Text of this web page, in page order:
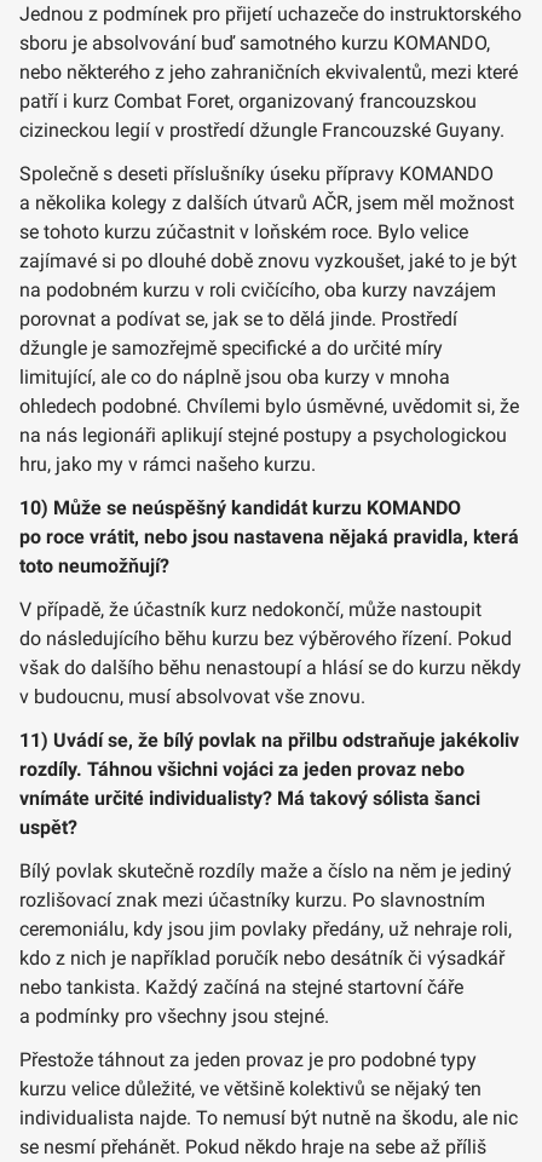
Jednou z podmínek pro přijetí uchazeče do instruktorského
sboru je absolvování buď samotného kurzu KOMANDO,
nebo některého z jeho zahraničních ekvivalentů, mezi které
patří i kurz Combat Foret, organizovaný francouzskou
cizineckou legií v prostředí džungle Francouzské Guyany.
Společně s deseti příslušníky úseku přípravy KOMANDO
a několika kolegy z dalších útvarů AČR, jsem měl možnost
se tohoto kurzu zúčastnit v loňském roce. Bylo velice
zajímavé si po dlouhé době znovu vyzkoušet, jaké to je být
na podobném kurzu v roli cvičícího, oba kurzy navzájem
porovnat a podívat se, jak se to dělá jinde. Prostředí
džungle je samozřejmě specifické a do určité míry
limitující, ale co do náplně jsou oba kurzy v mnoha
ohledech podobné. Chvílemi bylo úsměvné, uvědomit si, že
na nás legionáři aplikují stejné postupy a psychologickou
hru, jako my v rámci našeho kurzu.
10) Může se neúspěšný kandidát kurzu KOMANDO
po roce vrátit, nebo jsou nastavena nějaká pravidla, která
toto neumožňují?
V případě, že účastník kurz nedokončí, může nastoupit
do následujícího běhu kurzu bez výběrového řízení. Pokud
však do dalšího běhu nenastoupí a hlásí se do kurzu někdy
v budoucnu, musí absolvovat vše znovu.
11) Uvádí se, že bílý povlak na přilbu odstraňuje jakékoliv
rozdíly. Táhnou všichni vojáci za jeden provaz nebo
vnímáte určité individualisty? Má takový sólista šanci
uspět?
Bílý povlak skutečně rozdíly maže a číslo na něm je jediný
rozlišovací znak mezi účastníky kurzu. Po slavnostním
ceremoniálu, kdy jsou jim povlaky předány, už nehraje roli,
kdo z nich je například poručík nebo desátník či výsadkář
nebo tankista. Každý začíná na stejné startovní čáře
a podmínky pro všechny jsou stejné.
Přestože táhnout za jeden provaz je pro podobné typy
kurzu velice důležité, ve většině kolektivů se nějaký ten
individualista najde. To nemusí být nutně na škodu, ale nic
se nesmí přehánět. Pokud někdo hraje na sebe až příliš